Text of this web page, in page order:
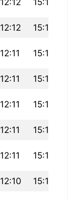
12:12 15:14
12:12 15:14
12:11 15:14
12:11 15:15
12:11 15:15
12:11 15:15
12:11 15:16
12:10 15:16